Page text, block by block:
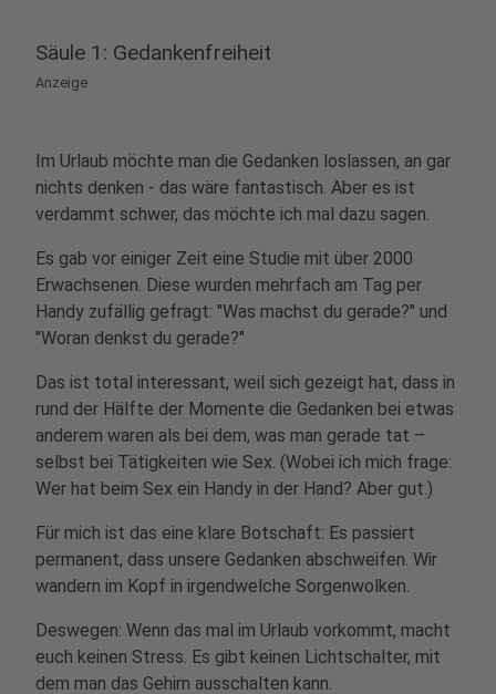
Säule 1: Gedankenfreiheit
Anzeige
Im Urlaub möchte man die Gedanken loslassen, an gar
nichts denken - das wäre fantastisch. Aber es ist
verdammt schwer, das möchte ich mal dazu sagen.
Es gab vor einiger Zeit eine Studie mit über 2000
Erwachsenen. Diese wurden mehrfach am Tag per
Handy zufällig gefragt: "Was machst du gerade?" und
"Woran denkst du gerade?"
Das ist total interessant, weil sich gezeigt hat, dass in
rund der Hälfte der Momente die Gedanken bei etwas
anderem waren als bei dem, was man gerade tat –
selbst bei Tätigkeiten wie Sex. (Wobei ich mich frage:
Wer hat beim Sex ein Handy in der Hand? Aber gut.)
Für mich ist das eine klare Botschaft: Es passiert
permanent, dass unsere Gedanken abschweifen. Wir
wandern im Kopf in irgendwelche Sorgenwolken.
Deswegen: Wenn das mal im Urlaub vorkommt, macht
euch keinen Stress. Es gibt keinen Lichtschalter, mit
dem man das Gehirn ausschalten kann.